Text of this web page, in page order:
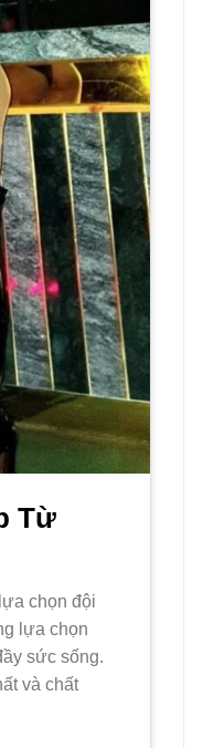
Từ
chọn đội
lựa chọn
sức sống.
và chất